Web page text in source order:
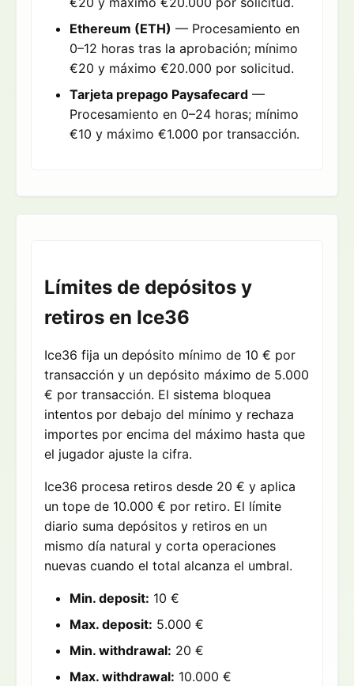
Ethereum (ETH) — Procesamiento en
0–12 horas tras la aprobación; mínimo
€20 y máximo €20.000 por solicitud.
Tarjeta prepago Paysafecard —
Procesamiento en 0–24 horas; mínimo
€10 y máximo €1.000 por transacción.
Límites de depósitos y
retiros en Ice36
Ice36 fija un depósito mínimo de 10 € por
transacción y un depósito máximo de 5.000
€ por transacción. El sistema bloquea
intentos por debajo del mínimo y rechaza
importes por encima del máximo hasta que
el jugador ajuste la cifra.
Ice36 procesa retiros desde 20 € y aplica
un tope de 10.000 € por retiro. El límite
diario suma depósitos y retiros en un
mismo día natural y corta operaciones
nuevas cuando el total alcanza el umbral.
Min. deposit: 10 €
Max. deposit: 5.000 €
Min. withdrawal: 20 €
Max. withdrawal: 10.000 €